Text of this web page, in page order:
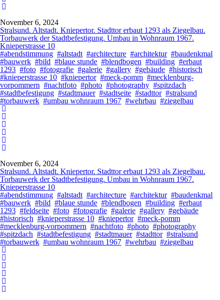
November 6, 2024
Stralsund. Altstadt. Kniepertor. Stadttor erbaut 1293 als Ziegelbau.
Torbauwerk der Stadtbefestigung. Umbau in Wohnraum 1967.
Knieperstrasse 10
#abendstimmung #altstadt #architecture #architektur #baudenkmal
#bauwerk #bild #blaue stunde #blendbogen #building #erbaut
1293 #foto #fotografie #galerie #gallery #gebäude #historisch
#knieperstrasse 10 #kniepertor #meck-pomm #mecklenburg-
vorpommern #nachtfoto #photo #photography #spitzdach
#stadtbefestigung #stadtmauer #stadtseite #stadttor #stralsund
#torbauwerk #umbau wohnraum 1967 #wehrbau #ziegelbau
November 6, 2024
Stralsund. Altstadt. Kniepertor. Stadttor erbaut 1293 als Ziegelbau.
Torbauwerk der Stadtbefestigung. Umbau in Wohnraum 1967.
Knieperstrasse 10
#abendstimmung #altstadt #architecture #architektur #baudenkmal
#bauwerk #bild #blaue stunde #blendbogen #building #erbaut
1293 #feldseite #foto #fotografie #galerie #gallery #gebäude
#historisch #knieperstrasse 10 #kniepertor #meck-pomm
#mecklenburg-vorpommern #nachtfoto #photo #photography
#spitzdach #stadtbefestigung #stadtmauer #stadttor #stralsund
#torbauwerk #umbau wohnraum 1967 #wehrbau #ziegelbau